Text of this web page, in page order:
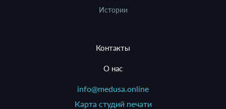
Истории
Контакты
О нас
info@medusa.online
Карта студий печати